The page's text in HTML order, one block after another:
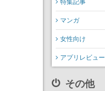
マンガ
女性向け
アプリレビュー
その他